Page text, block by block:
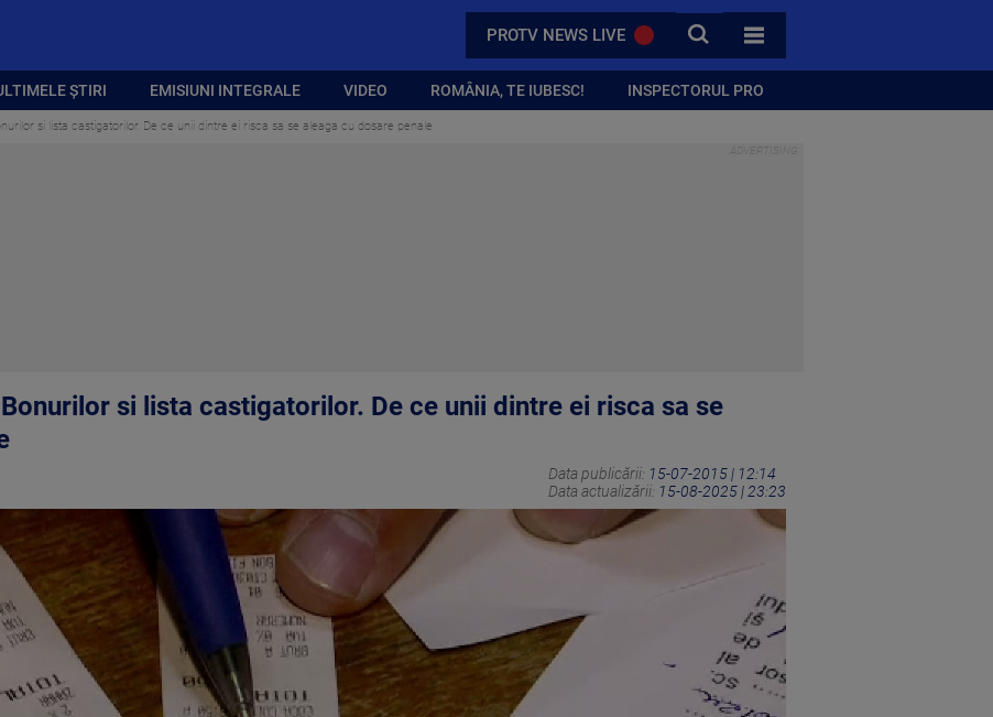
PROTV NEWS LIVE CAUTA
TOATE CATEGORIILE
ȘTIRI EMISIUNI INTEGRALE VIDEO ROMÂNIA, TE IUBESC! INSPECTORUL PRO
si lista castigatorilor. De ce unii dintre ei risca sa se aleaga cu dosare penale
si lista castigatorilor. De ce unii dintre ei risca sa se
Data publicării: 15-07-2015 | 12:14
Data actualizării: 15-08-2025 | 23:23